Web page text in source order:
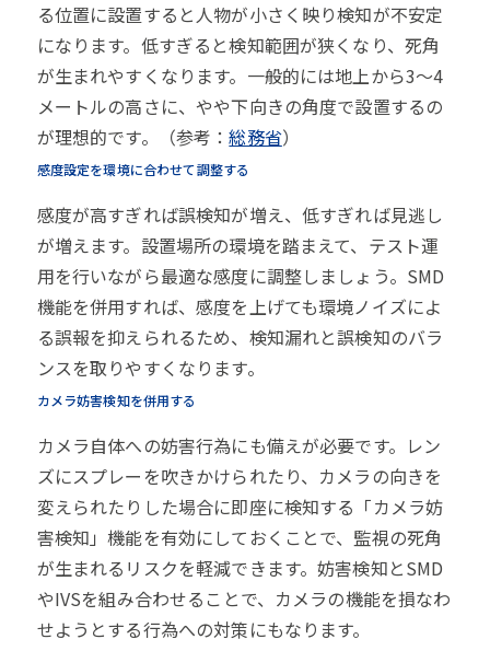
る位置に設置すると人物が小さく映り検知が不安定
になります。低すぎると検知範囲が狭くなり、死角
が生まれやすくなります。一般的には地上から3〜4
メートルの高さに、やや下向きの角度で設置するの
が理想的です。（参考：総務省）
感度設定を環境に合わせて調整する
感度が高すぎれば誤検知が増え、低すぎれば見逃し
が増えます。設置場所の環境を踏まえて、テスト運
用を行いながら最適な感度に調整しましょう。SMD
機能を併用すれば、感度を上げても環境ノイズによ
る誤報を抑えられるため、検知漏れと誤検知のバラ
ンスを取りやすくなります。
カメラ妨害検知を併用する
カメラ自体への妨害行為にも備えが必要です。レン
ズにスプレーを吹きかけられたり、カメラの向きを
変えられたりした場合に即座に検知する「カメラ妨
害検知」機能を有効にしておくことで、監視の死角
が生まれるリスクを軽減できます。妨害検知とSMD
やIVSを組み合わせることで、カメラの機能を損なわ
せようとする行為への対策にもなります。